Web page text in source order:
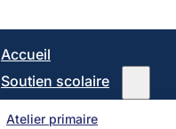
Accueil
Soutien scolaire
Atelier primaire